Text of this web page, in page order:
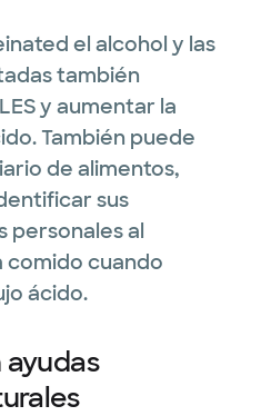
el alcohol y las
también
y aumentar la
También puede
de alimentos,
sus
personales al
comido cuando
ácido.
ayudas